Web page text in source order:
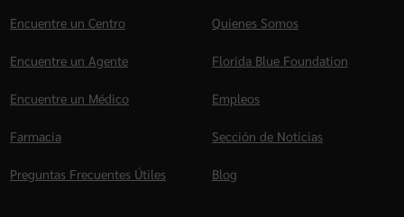
Encuentre un Centro
Encuentre un Agente
Encuentre un Médico
Farmacia
Preguntas Frecuentes Útiles
Quienes Somos
Florida Blue Foundation
Empleos
Sección de Noticias
Blog